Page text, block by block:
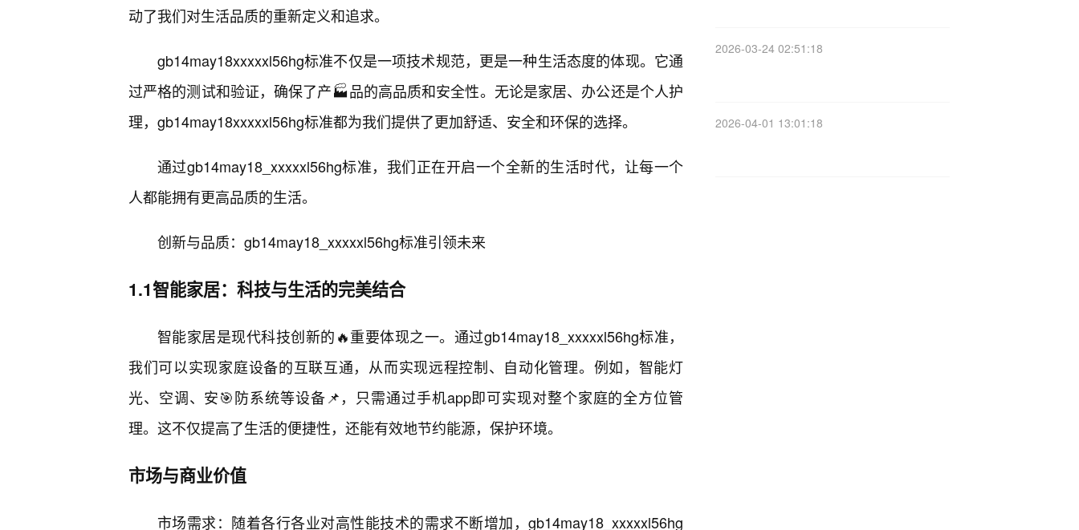
动了我们对生活品质的重新定义和追求。
gb14may18xxxxxl56hg标准不仅是一项技术规范，更是一种生活态度的体现。它通
过严格的测试和验证，确保了产🏭品的高品质和安全性。无论是家居、办公还是个人护
理，gb14may18xxxxxl56hg标准都为我们提供了更加舒适、安全和环保的选择。
通过gb14may18_xxxxxl56hg标准，我们正在开启一个全新的生活时代，让每一个
人都能拥有更高品质的生活。
创新与品质：gb14may18_xxxxxl56hg标准引领未来
1.1智能家居：科技与生活的完美结合
智能家居是现代科技创新的🔥重要体现之一。通过gb14may18_xxxxxl56hg标准，
我们可以实现家庭设备的互联互通，从而实现远程控制、自动化管理。例如，智能灯
光、空调、安🎯防系统等设备📌，只需通过手机app即可实现对整个家庭的全方位管
理。这不仅提高了生活的便捷性，还能有效地节约能源，保护环境。
市场与商业价值
市场需求：随着各行各业对高性能技术的需求不断增加，gb14may18_xxxxxl56hg
2026-03-24 02:51:18
2026-04-01 13:01:18